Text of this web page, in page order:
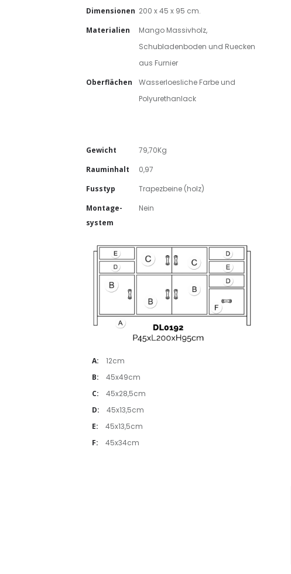
Dimensionen 200 x 45 x 95 cm.
Materialien
Mango Massivholz,
Schubladenboden und Ruecken
aus Furnier
Oberflächen
Wasserloesliche Farbe und
Polyurethanlack
Gewicht
79,70Kg
Rauminhalt
0,97
Fusstyp
Trapezbeine (holz)
Montage-
system
Nein
A:
12cm
B:
45x49cm
C:
45x28,5cm
D:
45x13,5cm
E:
45x13,5cm
F:
45x34cm